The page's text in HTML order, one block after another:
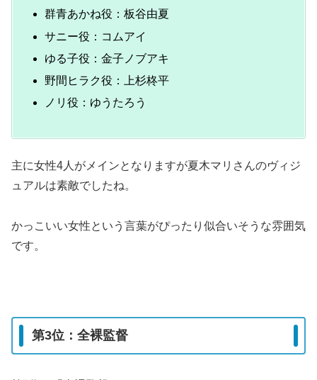
群青あかね役：板谷由夏
サニー役：コムアイ
ゆる子役：金子ノブアキ
野間ヒラク役：上杉柊平
ノリ役：ゆうたろう
主に女性4人がメインとなりますが夏木マリさんのヴィジ
ュアルは素敵でしたね。
かっこいい女性という言葉がぴったり似合いそうな雰囲気
です。
第3位：全裸監督